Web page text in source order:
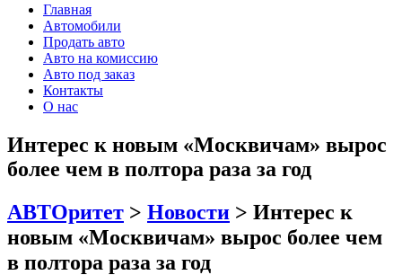
Главная
Автомобили
Продать авто
Авто на комиссию
Авто под заказ
Контакты
О нас
Интерес к новым «Москвичам» вырос
более чем в полтора раза за год
АВТОритет > Новости > Интерес к
новым «Москвичам» вырос более чем
в полтора раза за год